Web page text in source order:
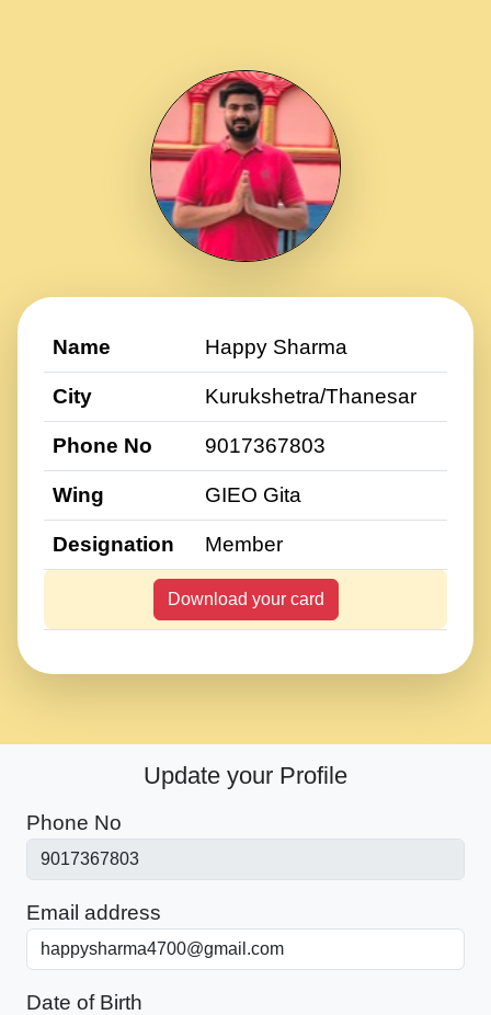
Name Happy Sharma
City Kurukshetra/Thanesar
Phone No 9017367803
Wing GIEO Gita
Designation Member
Download your card
Update your Profile
Phone No
Email address
Date of Birth